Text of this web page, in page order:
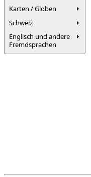
Karten / Globen
Schweiz
Englisch und andere
Fremdsprachen